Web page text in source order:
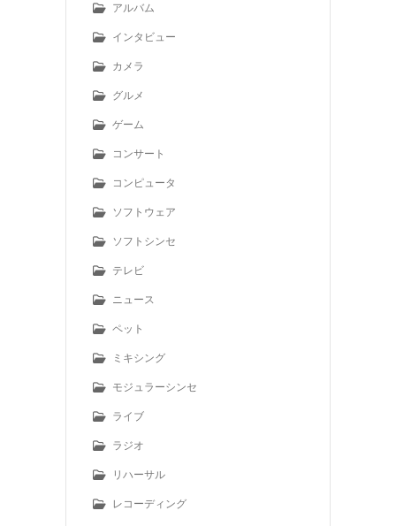
アルバム
インタビュー
カメラ
グルメ
ゲーム
コンサート
コンピュータ
ソフトウェア
ソフトシンセ
テレビ
ニュース
ペット
ミキシング
モジュラーシンセ
ライブ
ラジオ
リハーサル
レコーディング